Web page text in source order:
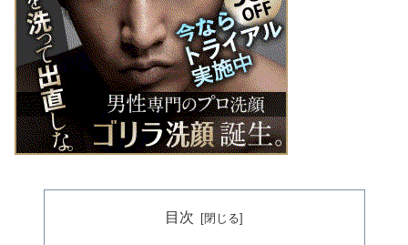
目次